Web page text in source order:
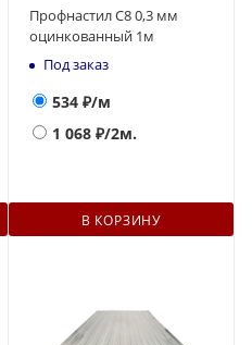
Профнастил С8 0,3 мм
оцинкованный 1м
Под заказ
534 ₽/м
1 068 ₽/2м.
В КОРЗИНУ